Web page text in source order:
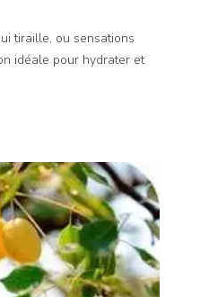
tiraille, ou sensations
idéale pour hydrater et